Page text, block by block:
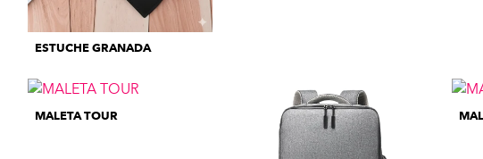
ESTUCHE GRANADA
MALETA TOUR